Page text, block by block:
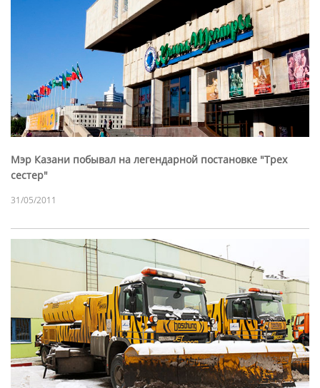
Мэр Казани побывал на легендарной постановке "Трех
сестер"
31/05/2011